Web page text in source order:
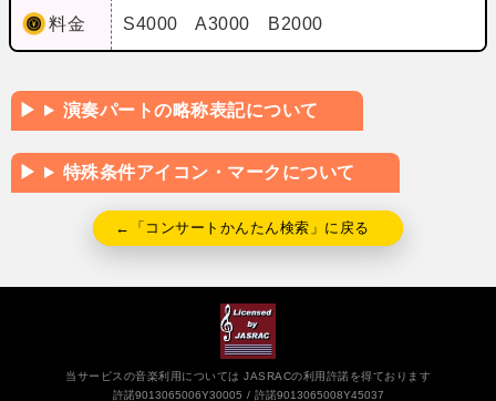
料金 S4000 A3000 B2000
演奏パートの略称表記について
特殊条件アイコン・マークについて
←「コンサートかんたん検索」に戻る
当サービスの音楽利用については JASRACの利用許諾を得ております
許諾9013065006Y30005
許諾9013065008Y45037